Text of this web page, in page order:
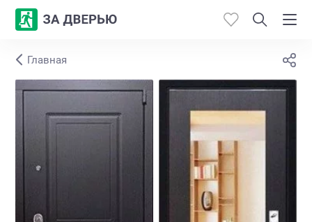
Каталог
Контакты
Главная